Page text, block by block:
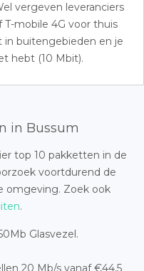
vergeven leveranciers
T-mobile 4G voor thuis
in buitengebieden en je
hebt (10 Mbit).
in Bussum
top 10 pakketten in de
voortdurend de
omgeving. Zoek ook
.
Glasvezel.
20 Mb/s vanaf €44,5